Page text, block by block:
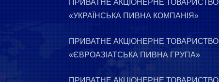
ПРИВАТНЕ АКЦІОНЕРНЕ ТОВАРИСТВО
«УКРАЇНСЬКА ПИВНА КОМПАНІЯ»
ПРИВАТНЕ АКЦІОНЕРНЕ ТОВАРИСТВО
«ЄВРОАЗІАТСЬКА ПИВНА ГРУПА»
ПРИВАТНЕ АКЦІОНЕРНЕ ТОВАРИСТВО